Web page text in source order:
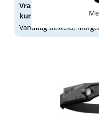
Vraag een
aan
kunnen zien.
Vandaag besteld,